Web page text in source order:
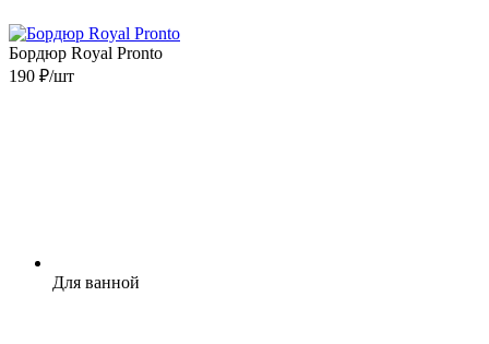
Бордюр Royal Pronto
190 ₽/шт
Для ванной